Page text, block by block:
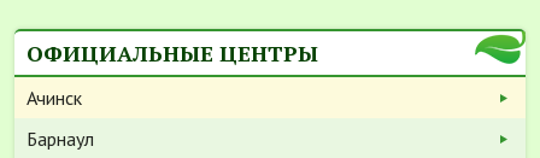
ОФИЦИАЛЬНЫЕ ЦЕНТРЫ
Ачинск
Барнаул